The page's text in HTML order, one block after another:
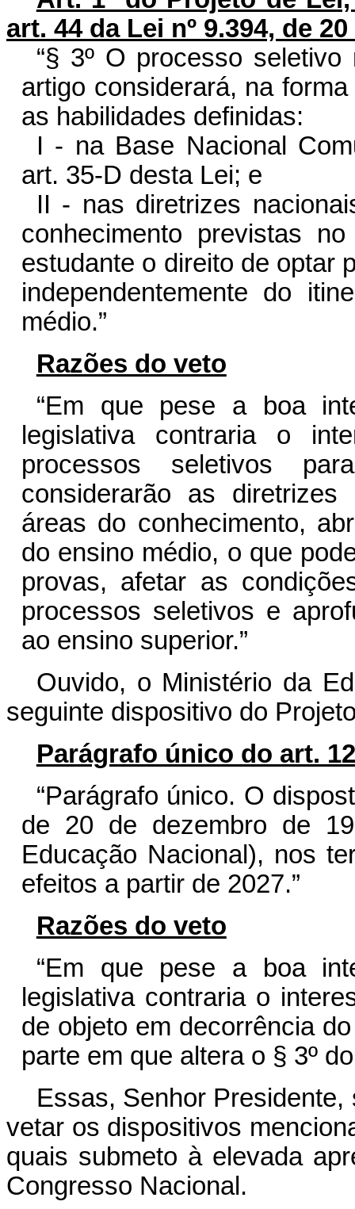
art. 44 da Lei nº 9.394, de
“§ 3º O processo
artigo considerará, na
as habilidades definidas:
I - na Base Nacional
art. 35-D desta Lei; e
II - nas diretrizes
conhecimento previstas
estudante o direito de optar
independentemente do
médio.”
Razões do veto
“Em que pese a boa
legislativa contraria o
processos seletivos
considerarão as diretrizes
áreas do conhecimento,
do ensino médio, o que
provas, afetar as
processos seletivos e
ao ensino superior.”
Ouvido, o Ministério da
seguinte dispositivo do
Parágrafo único do art.
“Parágrafo único. O
de 20 de dezembro de
Educação Nacional), nos
efeitos a partir de 2027.”
Razões do veto
“Em que pese a boa
legislativa contraria o
de objeto em decorrência
parte em que altera o § 3º
Essas, Senhor
vetar os dispositivos
quais submeto à elevada
Congresso Nacional.